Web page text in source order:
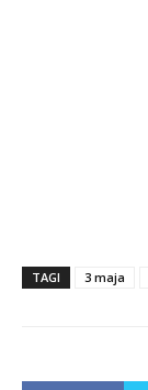
TAGI 3 maja